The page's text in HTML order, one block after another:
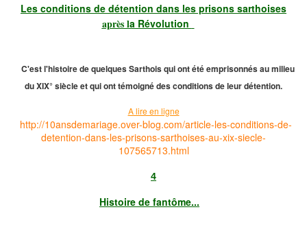
Les conditions de détention dans les prisons sarthoises
après la Révolution
C'est l'histoire de quelques Sarthois qui ont été emprisonnés au milieu
du XIX° siècle et qui ont témoigné des conditions de leur détention.
A lire en ligne
http://10ansdemariage.over-blog.com/article-les-conditions-de-
detention-dans-les-prisons-sarthoises-au-xix-siecle-
107565713.html
4
Histoire de fantôme...